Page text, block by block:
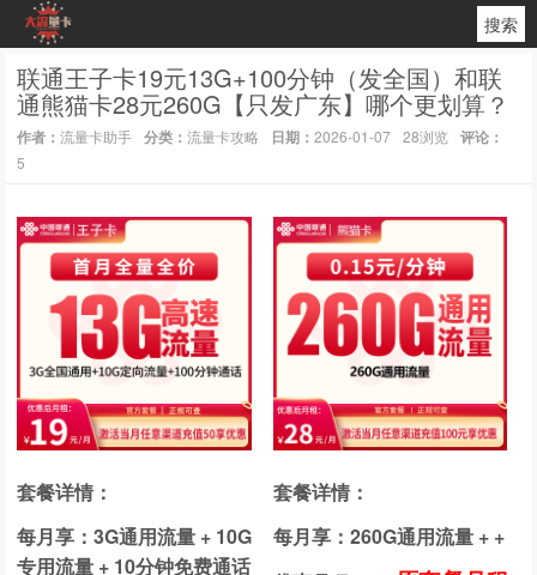
搜索
联通王子卡19元13G+100分钟（发全国）和联
通熊猫卡28元260G【只发广东】哪个更划算？
作者：流量卡助手 分类：流量卡攻略 日期：2026-01-07 28浏览 评论：
5
套餐详情：
每月享：3G通用流量 + 10G
专用流量 + 10分钟免费通话
套餐详情：
每月享：260G通用流量 + +